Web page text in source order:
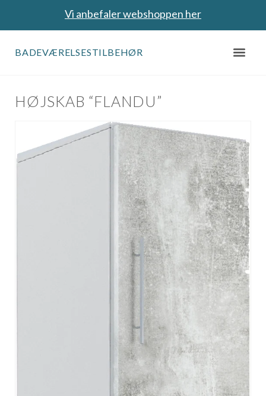
Vi anbefaler webshoppen her
BADEVÆRELSESTILBEHØR
HØJSKAB “FLANDU”